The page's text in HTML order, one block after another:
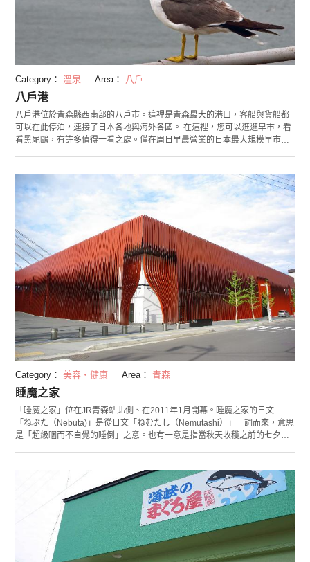
Category： 溫泉 Area： 八戶
八戶港
八戶港位於青森縣西南部的八戶市。這裡是青森最大的港口，客船與貨船都
可以在此停泊，連接了日本各地與海外各國。 在這裡，您可以逛逛早市，看
看黑尾鷗，有許多值得一看之處。僅在周日早晨營業的日本最大規模早市
您可以乘坐遊船，花費約一小時仔細觀察它們。同時還可以在船上欣賞從海
遠眺的八戶港風光。
Category： 美容・健康 Area： 青森
睡魔之家
「睡魔之家」位在JR青森站北側、在2011年1月開幕。睡魔之家的日文 －
「ねぶた（Nebuta)」是從日文「ねむたし（Nemutashi）」一詞而來，意思
是「超級睏而不自覺的睡倒」之意。也有一意是指當秋天收穫之前的七夕之
者容易了解典故的影片，此外，在睡魔大廳設有實際在祭典上參加過燈飾遊
行的4台睡魔燈飾供民眾觀賞。不僅如此，在交流學習室中，還可體驗日本傳
統戲劇的伴奏樂器－囃子的練習，另外還有睡魔面具和金魚燈籠的製作教室
開放參觀者親身手作體驗。 除了這些，館內還設有使用青森當地食材所作成
的料理餐廳。在這裡不僅成了解青森文化的代表據點，觀光客們還可與當地
市民們交流，可說是人潮絡驛不絕的場所呢！